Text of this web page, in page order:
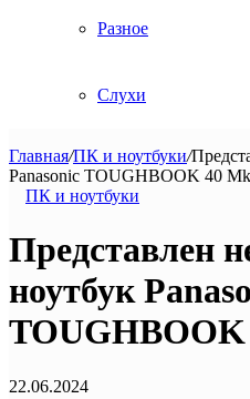
Разное
Слухи
Главная/ПК и ноутбуки/
Panasonic TOUGHBOOK 40
ПК и ноутбуки
Представлен
ноутбук
22.06.2024